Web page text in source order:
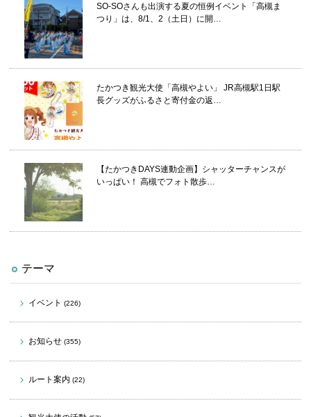
SO-SOさんも出演する夏の恒例イベント「高槻ま
つり」は、8/1、2（土日）に開…
たかつき観光大使「高槻やよい」 JR高槻駅1日駅
長グッズがふるさと寄付金の返…
【たかつきDAYS連動企画】シャッターチャンスが
いっぱい！ 高槻でフォト散歩…
テーマ
イベント (226)
お知らせ (355)
ルート案内 (22)